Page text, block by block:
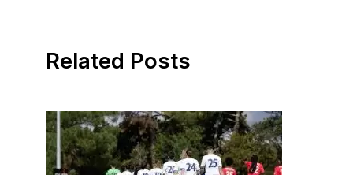
Related Posts